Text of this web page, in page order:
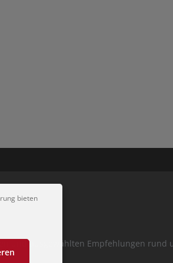
und ausgewählten Empfehlungen rund
bieten